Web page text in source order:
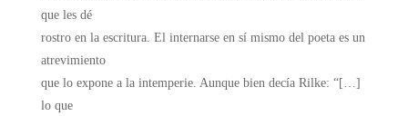
que les dé
rostro en la escritura. El internarse en sí mismo del poeta es un
atrevimiento
que lo expone a la intemperie. Aunque bien decía Rilke: “[…]
lo que